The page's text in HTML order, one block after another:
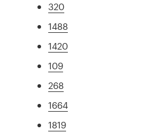
320
1488
1420
109
268
1664
1819